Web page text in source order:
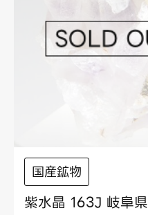
国産鉱物
紫水晶 163J 岐阜県